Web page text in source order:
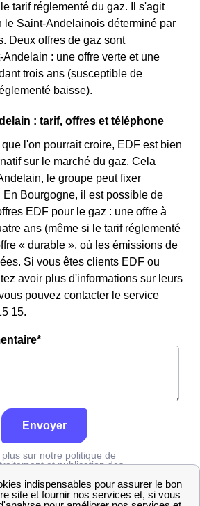
tarif réglementé du gaz. Il s'agit
le Saint-Andelainois déterminé par
Deux offres de gaz sont
: une offre verte et une
trois ans (susceptible de
baisse).
: tarif, offres et téléphone
l'on pourrait croire, EDF est bien
sur le marché du gaz. Cela
le groupe peut fixer
En Bourgogne, il est possible de
EDF pour le gaz : une offre à
ans (même si le tarif réglementé
« durable », où les émissions de
Si vous êtes clients EDF ou
avoir plus d'informations sur leurs
pouvez contacter le service
15.
Envoyer
plus sur notre politique de
et publication des